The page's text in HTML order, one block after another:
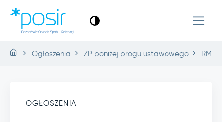
Ogłoszenia ZP poniżej progu ustawowego
OGŁOSZENIA